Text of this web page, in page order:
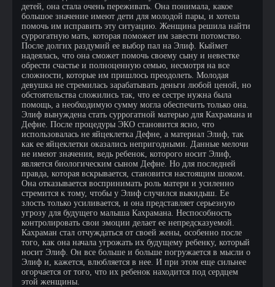
детей, она стала очень переживать. Она понимала, какое
большое значение имеют дети для молодой пары, и хотела
помочь им исправить эту ситуацию. Женщина решила найти
суррогатную мать, которая поможет им завести потомство.
После долгих раздумий ее выбор пал на Элиф. Кыймет
надеялась, что она сможет помочь своему сыну и невестке
обрести счастье и полноценную семью, несмотря на все
сложности, которые им пришлось преодолеть. Молодая
девушка не стремилась зарабатывать деньги любой ценой, но
обстоятельства сложились так, что ее сестре нужна была
помощь, а необходимую сумму могла обеспечить только она.
Элиф вынуждена стать суррогатной матерью для Кахрамана и
Дефне. После процедуры ЭКО становится ясно, что
использовалась не яйцеклетка Дефне, а материал Элиф, так
как ее яйцеклетки оказались непригодными. Данные мелочи
не имеют значения, ведь ребенок, которого носит Элиф,
является биологическим сыном Дефне. Но для последней
правда, которая вскрывается, становится настоящим шоком.
Она отказывается воспринимать роль матери и усиленно
стремится к тому, чтобы у Элиф случился выкидыш. Ее
злость только усиливается, и она представляет серьезную
угрозу для будущего малыша Кахрамана. Неспособность
контролировать свои эмоции делает ее непредсказуемой.
Кахраман стал отчуждаться от своей жены, особенно после
того, как она начала угрожать их будущему ребенку, который
носит Элиф. Он все больше и больше погружается в мысли о
Элиф и, кажется, влюбляется в нее. И при этом еще сильнее
огорчается от того, что их ребенок находится под сердцем
этой женщины.